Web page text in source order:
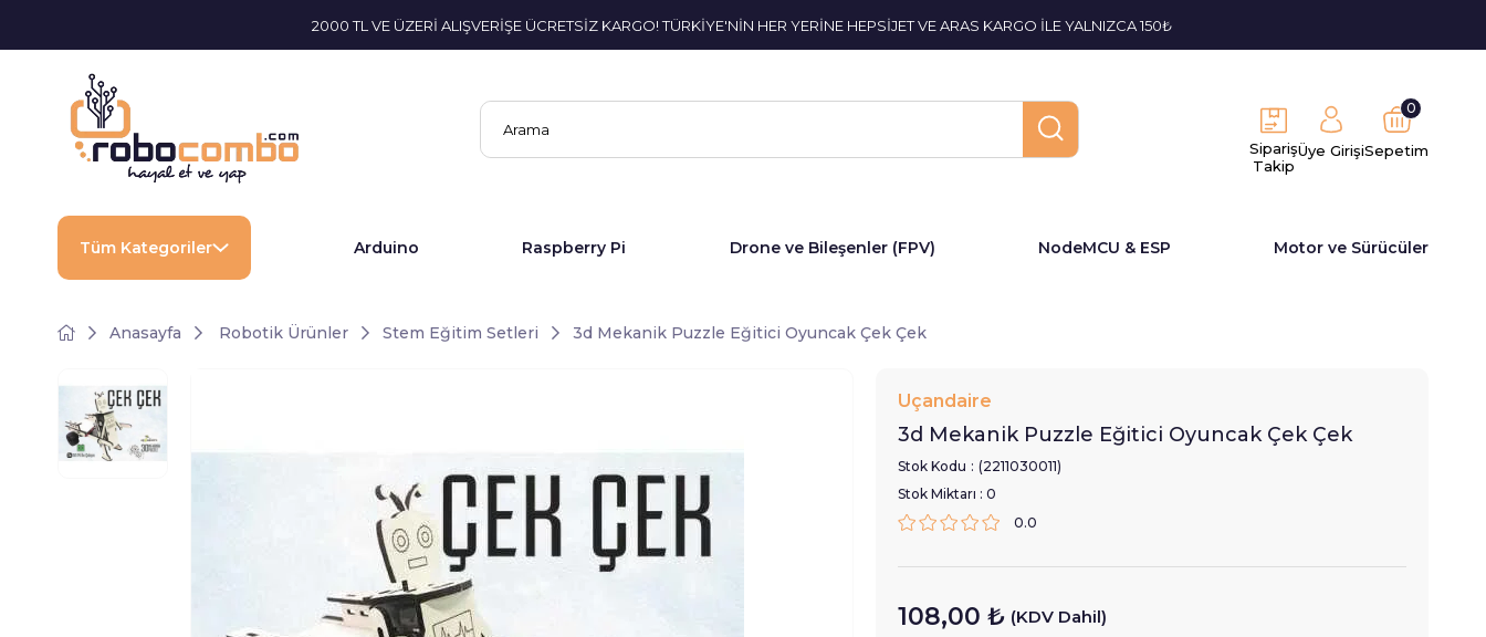
2000 TL VE ÜZERİ ALIŞVERİŞE ÜCRETSİZ KARGO! TÜRKİYE'NİN HER YERİNE HEPSİJET VE ARAS KARGO İLE YALNIZCA 150₺
Sipariş
Takip
Üye GirişiSepetim
0
Tüm Kategoriler Arduino Raspberry Pi Drone ve Bileşenler (FPV) NodeMCU & ESP Motor ve Sürücüler
Anasayfa Robotik Ürünler Stem Eğitim Setleri 3d Mekanik Puzzle Eğitici Oyuncak Çek Çek
Uçandaire
3d Mekanik Puzzle Eğitici Oyuncak Çek Çek
Stok Kodu
(2211030011)
Stok Miktarı : 0
0.0
108,00 ₺ (KDV Dahil)